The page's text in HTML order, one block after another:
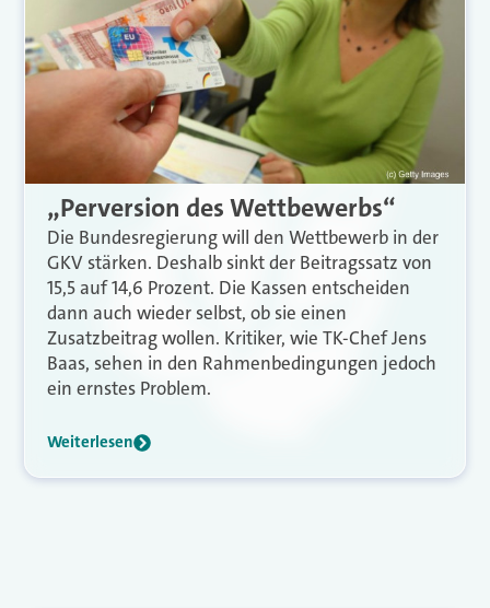
„Perversion des Wettbewerbs“
Die Bundesregierung will den Wettbewerb in der
GKV stärken. Deshalb sinkt der Beitragssatz von
15,5 auf 14,6 Prozent. Die Kassen entscheiden
dann auch wieder selbst, ob sie einen
Zusatzbeitrag wollen. Kritiker, wie TK-Chef Jens
Baas, sehen in den Rahmenbedingungen jedoch
ein ernstes Problem.
Weiterlesen